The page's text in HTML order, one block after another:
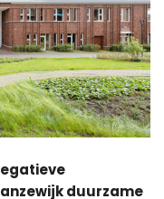
duurzame